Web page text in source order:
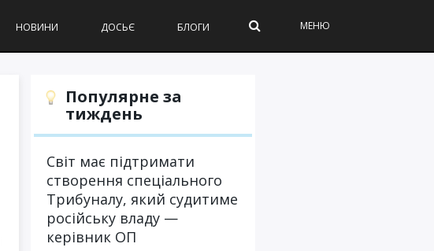
МЕНЮ
НОВИНИ ДОСЬЄ БЛОГИ
Популярне за
тиждень
Світ має підтримати
створення спеціального
Трибуналу, який судитиме
російську владу —
керівник ОП